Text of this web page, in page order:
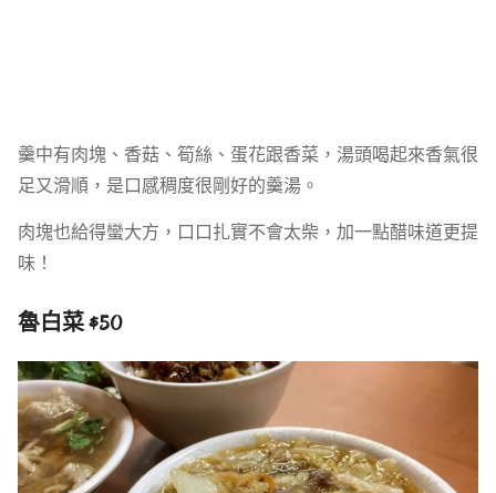
羹中有肉塊、香菇、筍絲、蛋花跟香菜，湯頭喝起來香氣很
足又滑順，是口感稠度很剛好的羹湯。
肉塊也給得蠻大方，口口扎實不會太柴，加一點醋味道更提
味！
魯白菜 $50